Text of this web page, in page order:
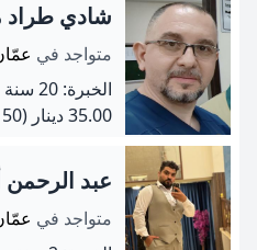
شادي طراد
متواجد في
الخبرة: 20 سنة
35.00 دينار
(150 دقيقة)
عبد الرحمن
متواجد في